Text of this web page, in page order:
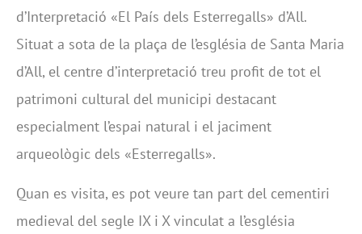
d’Interpretació «El País dels Esterregalls» d’All.
Situat a sota de la plaça de l’església de Santa Maria
d’All, el centre d’interpretació treu profit de tot el
patrimoni cultural del municipi destacant
especialment l’espai natural i el jaciment
arqueològic dels «Esterregalls».
Quan es visita, es pot veure tan part del cementiri
medieval del segle IX i X vinculat a l’església